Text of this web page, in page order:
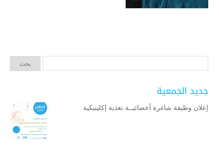
جديد الجمعية
إعلان وظيفة شاغرة أخصائيــة تغذية إكلينيكية